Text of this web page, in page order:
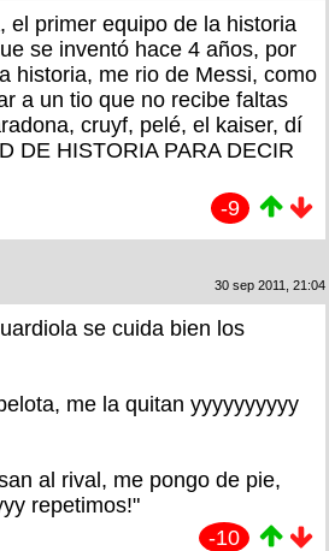
el primer equipo de la historia
se inventó hace 4 años, por
historia, me rio de Messi, como
a un tio que no recibe faltas
cruyf, pelé, el kaiser, dí
DE HISTORIA PARA DECIR
-9
30 sep 2011, 21:04
se cuida bien los
me la quitan yyyyyyyyyy
al rival, me pongo de pie,
repetimos!"
-10